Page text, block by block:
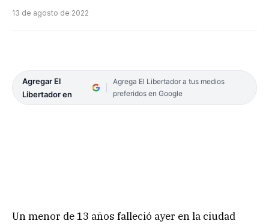
13 de agosto de 2022
Agregar El
Libertador en
Agrega El Libertador a tus medios
preferidos en Google
Un menor de 13 años falleció ayer en la ciudad